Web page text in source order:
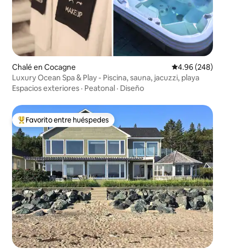
Chalé en Cocagne Calificación
4.96 (248)
Luxury Ocean Spa & Play - Piscina, sauna, jacuzzi, playa
Espacios exteriores · Peatonal · Diseño
Favorito entre huéspedes preferido
Favorito entre huéspedes